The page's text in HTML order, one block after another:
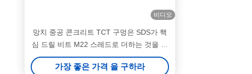
비디오
망치 중공 콘크리트 TCT 구멍은 SDS가 핵
심 드릴 비트 M22 스레드로 더하는 것을 봤
습니다
가장 좋은 가격 을 구하라